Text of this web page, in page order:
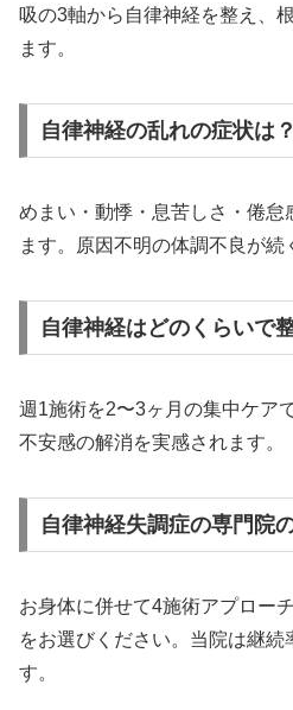
吸の3軸から自律神経を整え、
ます。
自律神経の乱れの症状は？
めまい・動悸・息苦しさ・倦怠
ます。原因不明の体調不良が続
自律神経はどのくらいで
週1施術を2〜3ヶ月の集中ケア
不安感の解消を実感されます。
自律神経失調症の専門院
お身体に併せて4施術アプロー
をお選びください。当院は継続
す。